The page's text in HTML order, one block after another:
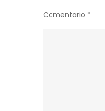
Comentario *